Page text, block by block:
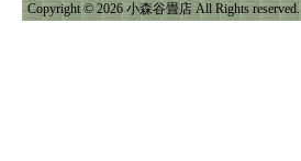
Copyright © 2026 小森谷畳店 All Rights reserved.